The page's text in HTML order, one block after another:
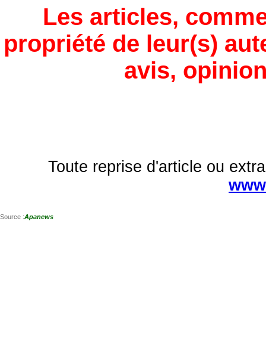
Les articles,
propriété de leur(s)
avis,
Toute reprise d'article ou
Source :Apanews